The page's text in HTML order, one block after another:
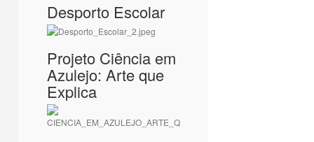
Desporto Escolar
Projeto Ciência em
Azulejo: Arte que
Explica